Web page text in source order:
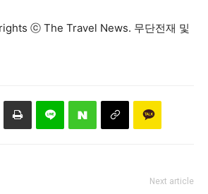
ⓒ The Travel News. 무단전재 및
Next article